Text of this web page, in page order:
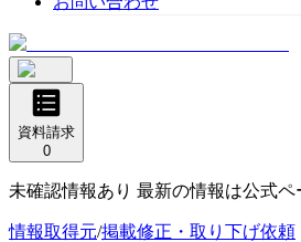
資料請求
0
未確認情報あり 最新の情報は公式
情報取得元/掲載修正・取り下げ依頼